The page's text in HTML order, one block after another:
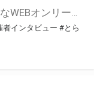
こんにちは、とらのあなWEBオンリー運営スタッフです。 新たにお届けする、イベント主催者インタビュー-マルシェ編-は、 とらのあなWEBオンリー「マルシェ」をご利用した主催様に 「マルシェ」を使って開催した感想や心がけをお聞きする企画です。 今回は、WEBオンリー開催7回目迎えた「マレシルプラン – Online7 –」より、 主催の玉川うた様にお話を伺いました。 ▼マレシルプランのインタビュー前回記事 「イベント主催者インタビュー vol.6」はこちら 協力：玉川うた様（マレシルプラン実行委員会 代表）／イベント公式Twitter（@mallesil_plan） とらのあなWEBオンリー「マルシェ」とは？ WEBオンリーでリアルタイムでコミュニケーションがとれるオンライン会場です。
インタビュー #とら